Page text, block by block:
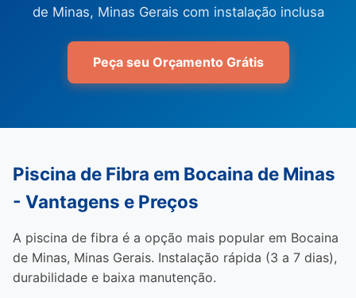
de Minas, Minas Gerais com instalação inclusa
Peça seu Orçamento Grátis
Piscina de Fibra em Bocaina de Minas
- Vantagens e Preços
A piscina de fibra é a opção mais popular em Bocaina
de Minas, Minas Gerais. Instalação rápida (3 a 7 dias),
durabilidade e baixa manutenção.